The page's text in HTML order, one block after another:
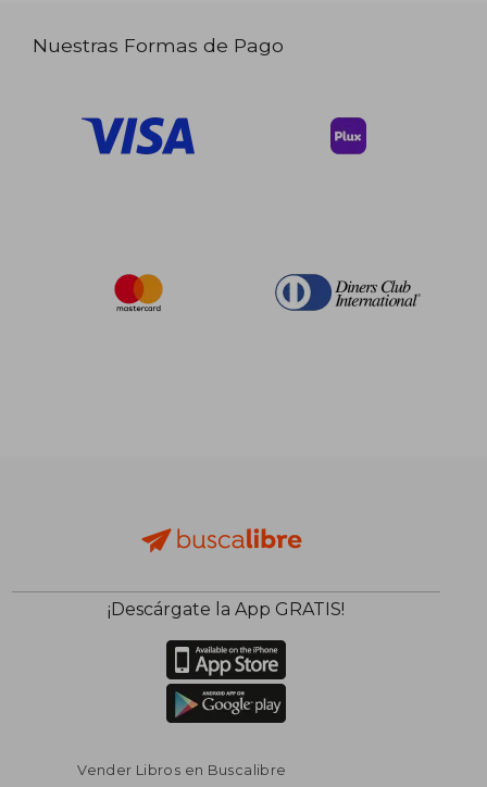
Nuestras Formas de Pago
¡Descárgate la App GRATIS!
Vender Libros en Buscalibre